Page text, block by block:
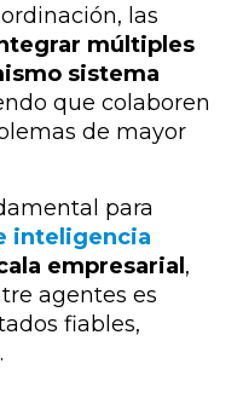
las
múltiples
sistema
que colaboren
de mayor
para
inteligencia
empresarial ,
agentes es
fiables,